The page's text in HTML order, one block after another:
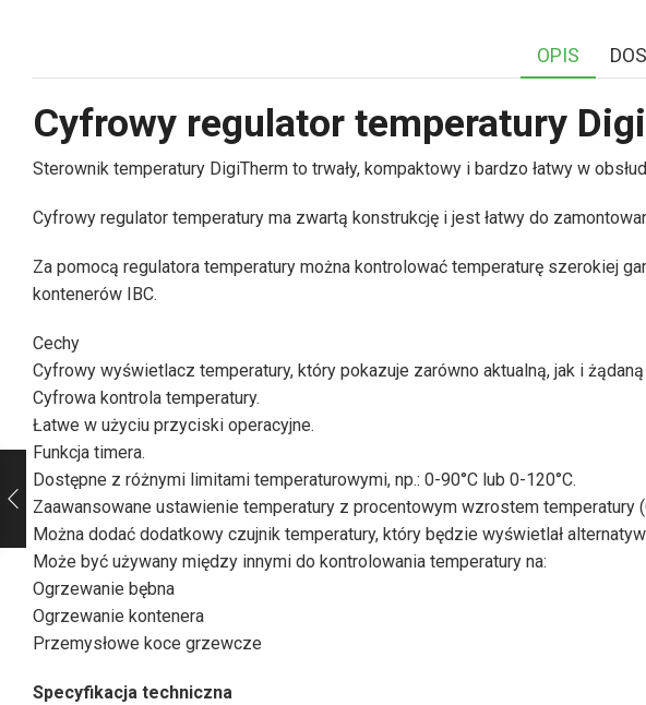
OPIS
Cyfrowy regulator temperatury
Sterownik temperatury DigiTherm to trwały, kompaktowy i bardzo łatwy w
Cyfrowy regulator temperatury ma zwartą konstrukcję i jest łatwy do
Za pomocą regulatora temperatury można kontrolować temperaturę szerokiej
kontenerów IBC.
Cechy
Cyfrowy wyświetlacz temperatury, który pokazuje zarówno aktualną, jak i
Cyfrowa kontrola temperatury.
Łatwe w użyciu przyciski operacyjne.
Funkcja timera.
Dostępne z różnymi limitami temperaturowymi, np.: 0-90°C lub 0-120°C.
Zaawansowane ustawienie temperatury z procentowym wzrostem temperatury
Można dodać dodatkowy czujnik temperatury, który będzie wyświetlał
Może być używany między innymi do kontrolowania temperatury na:
Ogrzewanie bębna
Ogrzewanie kontenera
Przemysłowe koce grzewcze
Specyfikacja techniczna